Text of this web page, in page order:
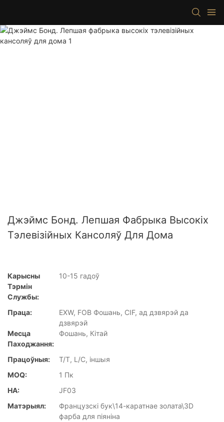
Джэймс Бонд. Лепшая Фабрыка Высокіх
Тэлевізійных Кансоляў Для Дома
Карысны
Тэрмін
Службы:
10-15 гадоў
Праца:
EXW, FOB Фошань, CIF, ад дзвярэй да
дзвярэй
Месца
Паходжання:
Фошань, Кітай
Працоўныя:
T/T, L/C, іншыя
MOQ:
1 Пк
НА:
JF03
Матэрыял:
Французскі бук\14-каратнае золата\3D
фарба для піяніна